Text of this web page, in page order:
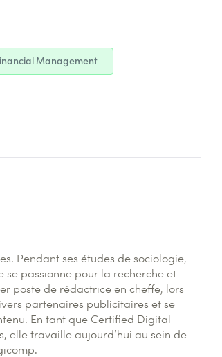
Management
Pendant ses études de sociologie,
passionne pour la recherche et
poste de rédactrice en cheffe, lors
partenaires publicitaires et se
En tant que Certified Digital
elle travaille aujourd’hui au sein de